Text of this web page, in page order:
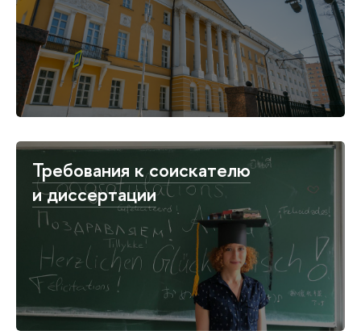
Требования к соискателю
и диссертации